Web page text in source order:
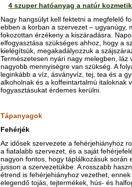
4 szuper hatóanyag a natúr
Nagy hangsúlyt kell fektetni a megfelelő
ebben a korban a szervezet – ugyanúgy,
fokozottan érzékeny a kiszáradásra.
elfogyasztása szükséges ahhoz, hogy a
kielégítsük, megakadályozzuk a
Természetesen nyári nagy melegben, láz
nagyobb mennyiségre van szükség. A
leginkább a víz, ásványvíz, tej, tea és a
alkoholnak és a koffeintartalmú italoknak
fogyasztásukat érdemes kerülni.
Tápanyagok
Fehérjék
Az idősek szervezete a fehérjehiányhoz
a fiatalabb szervezet, és a saját
nagyon fontos, hogy táplálkozásuk során
jusson a szervezetükbe. A rosszabb
étrend is fehérjehiányhoz vezethet,
elegendő tojás, tejtermékek, hús- és